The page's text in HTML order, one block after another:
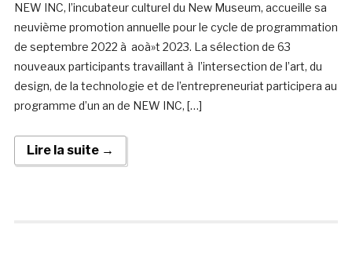
NEW INC, l’incubateur culturel du New Museum, accueille sa
neuvième promotion annuelle pour le cycle de programmation
de septembre 2022 à aoà»t 2023. La sélection de 63
nouveaux participants travaillant à l’intersection de l’art, du
design, de la technologie et de l’entrepreneuriat participera au
programme d’un an de NEW INC, […]
Lire la suite →